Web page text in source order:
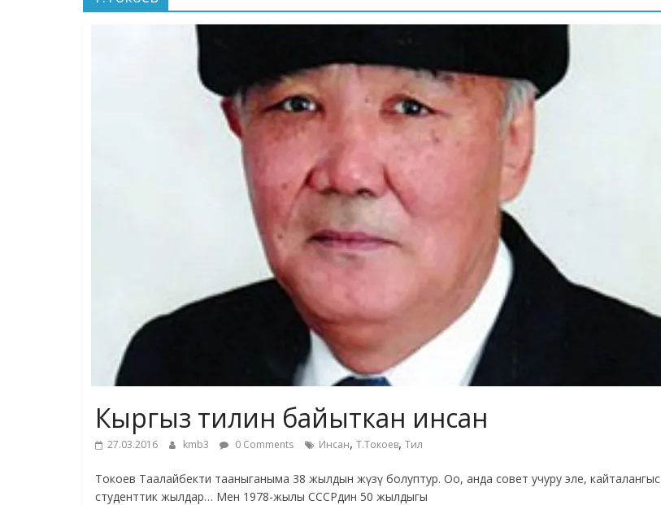
Кыргыз тилин байыткан инсан
27.03.2016 kmb3 0 Comments Инсан, Т.Токоев, Тил
Токоев Таалайбекти тааныганыма 38 жылдын жүзү болуптур. Оо, анда совет учуру эле, кайталангыс
студенттик жылдар… Мен 1978-жылы СССРдин 50 жылдыгы